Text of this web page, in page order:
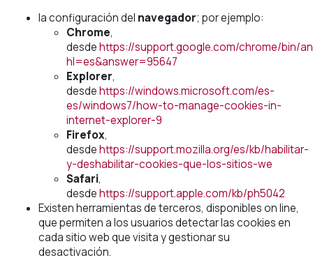
la configuración del navegador; por ejemplo:
Chrome,
desdehttps://support.google.com/chrome/bin/
hl=es&answer=95647
Explorer,
desdehttps://windows.microsoft.com/es-
es/windows7/how-to-manage-cookies-in-
internet-explorer-9
Firefox,
desdehttps://support.mozilla.org/es/kb/habilitar-
y-deshabilitar-cookies-que-los-sitios-we
Safari,
desdehttps://support.apple.com/kb/ph5042
Existen herramientas de terceros, disponibles on line,
que permiten a los usuarios detectar las cookies en
cada sitio web que visita y gestionar su
desactivación.